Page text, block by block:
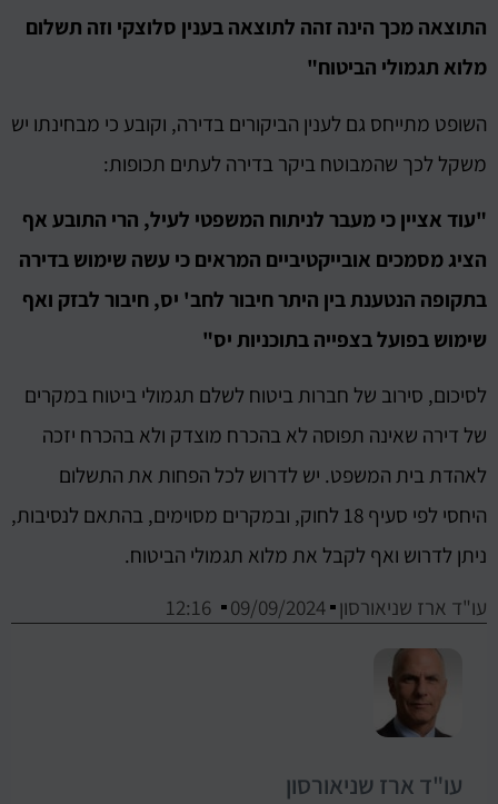
התוצאה מכך הינה זהה לתוצאה בענין סלוצקי וזה תשלום
מלוא תגמולי הביטוח"
השופט מתייחס גם לענין הביקורים בדירה, וקובע כי מבחינתו יש
משקל לכך שהמבוטח ביקר בדירה לעתים תכופות:
"עוד אציין כי מעבר לניתוח המשפטי לעיל, הרי התובע אף
הציג מסמכים אובייקטיביים המראים כי עשה שימוש בדירה
בתקופה הנטענת בין היתר חיבור לחב' יס, חיבור לבזק ואף
שימוש בפועל בצפייה בתוכניות יס"
לסיכום, סירוב של חברות ביטוח לשלם תגמולי ביטוח במקרים
של דירה שאינה תפוסה לא בהכרח מוצדק ולא בהכרח יזכה
לאהדת בית המשפט. יש לדרוש לכל הפחות את התשלום
היחסי לפי סעיף 18 לחוק, ובמקרים מסוימים, בהתאם לנסיבות,
ניתן לדרוש ואף לקבל את מלוא תגמולי הביטוח.
עו"ד ארז שניאורסון 09/09/2024
12:16
עו"ד ארז שניאורסון